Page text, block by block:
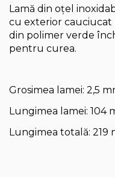
Lamă din oţel
cu exterior
din polimer verde
pentru curea.
Grosimea lamei: 2,5
Lungimea lamei: 104
Lungimea totală: 219